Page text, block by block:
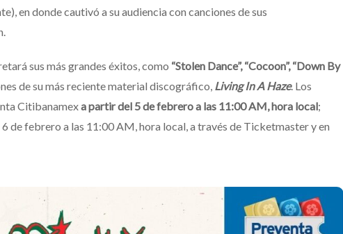
en donde cautivó a su audiencia con canciones de sus
sus más grandes éxitos, como “Stolen Dance”, “Cocoon”, “Down By
de su más reciente material discográfico, Living In A Haze. Los
Citibanamexa partir del 5 de febrero a las 11:00 AM, hora local;
de febrero a las 11:00 AM, hora local, a través de Ticketmaster y en